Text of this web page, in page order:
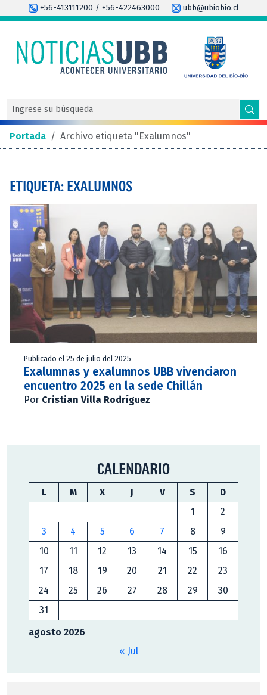
+56-413111200 / +56-422463000 ubb@ubiobio.cl
Portada / Archivo etiqueta "Exalumnos"
ETIQUETA: EXALUMNOS
Publicado el 25 de julio del 2025
Exalumnas y exalumnos UBB vivenciaron
encuentro 2025 en la sede Chillán
Por Cristian Villa Rodríguez
CALENDARIO
agosto 2026
L M X J V S
D
1
2
3
4 5 6 7 8
9
10
11 12 13 14 15
16
17
18 19 20 21 22
23
24
25 26 27 28 29
30
31
« Jul